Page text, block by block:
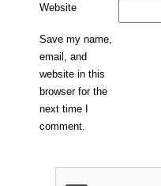
Website
Save my name,
email, and
website in this
browser for the
next time I
comment.